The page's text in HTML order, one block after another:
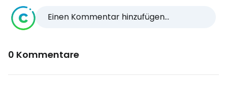
Einen Kommentar hinzufügen...
0 Kommentare